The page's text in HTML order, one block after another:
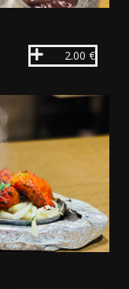
2.00 €